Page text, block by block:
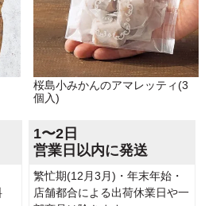
桜島小みかんのアマレッティ(3
個入)
1〜2日
営業日以内に発送
繁忙期(12月3月)・年末年始・
店舗都合による出荷休業日や一